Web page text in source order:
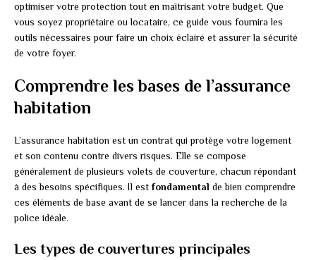
optimiser votre protection tout en maîtrisant votre budget. Que
vous soyez propriétaire ou locataire, ce guide vous fournira les
outils nécessaires pour faire un choix éclairé et assurer la sécurité
de votre foyer.
Comprendre les bases de l’assurance
habitation
L’assurance habitation est un contrat qui protège votre logement
et son contenu contre divers risques. Elle se compose
généralement de plusieurs volets de couverture, chacun répondant
à des besoins spécifiques. Il est fondamental de bien comprendre
ces éléments de base avant de se lancer dans la recherche de la
police idéale.
Les types de couvertures principales